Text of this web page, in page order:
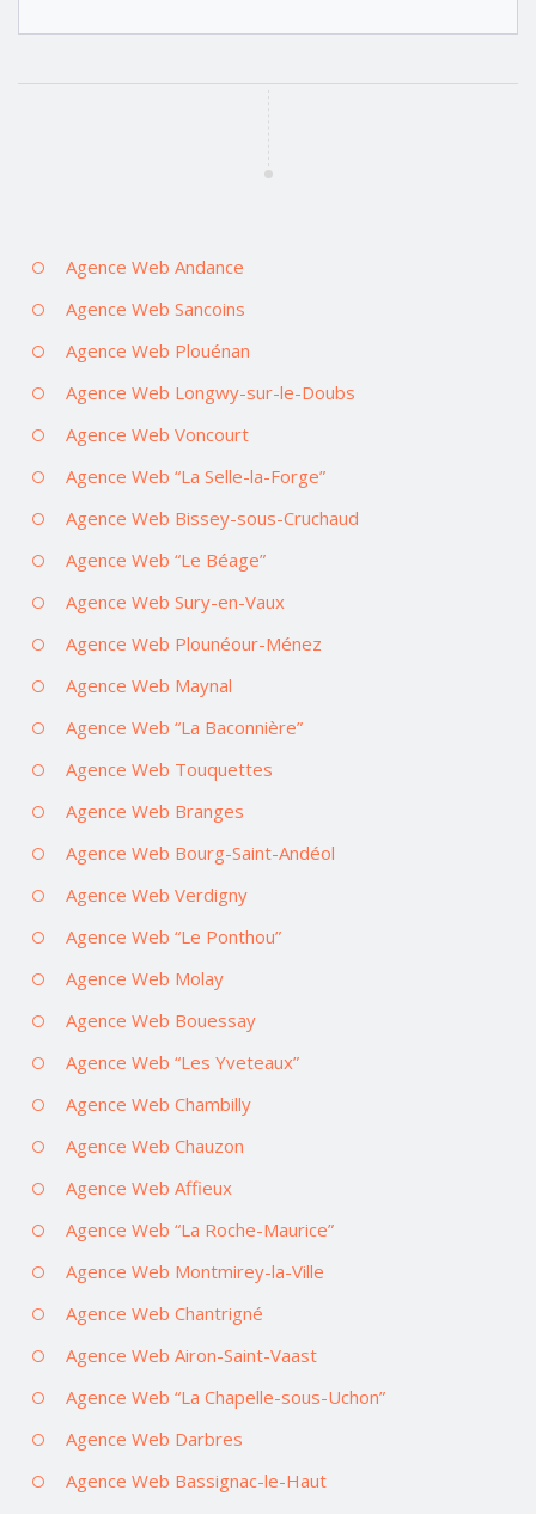
Agence Web Andance
Agence Web Sancoins
Agence Web Plouénan
Agence Web Longwy-sur-le-Doubs
Agence Web Voncourt
Agence Web “La Selle-la-Forge”
Agence Web Bissey-sous-Cruchaud
Agence Web “Le Béage”
Agence Web Sury-en-Vaux
Agence Web Plounéour-Ménez
Agence Web Maynal
Agence Web “La Baconnière”
Agence Web Touquettes
Agence Web Branges
Agence Web Bourg-Saint-Andéol
Agence Web Verdigny
Agence Web “Le Ponthou”
Agence Web Molay
Agence Web Bouessay
Agence Web “Les Yveteaux”
Agence Web Chambilly
Agence Web Chauzon
Agence Web Affieux
Agence Web “La Roche-Maurice”
Agence Web Montmirey-la-Ville
Agence Web Chantrigné
Agence Web Airon-Saint-Vaast
Agence Web “La Chapelle-sous-Uchon”
Agence Web Darbres
Agence Web Bassignac-le-Haut